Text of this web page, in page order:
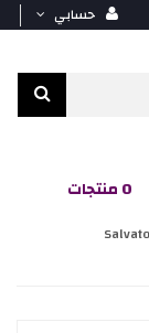
حسابي
0 منتجات